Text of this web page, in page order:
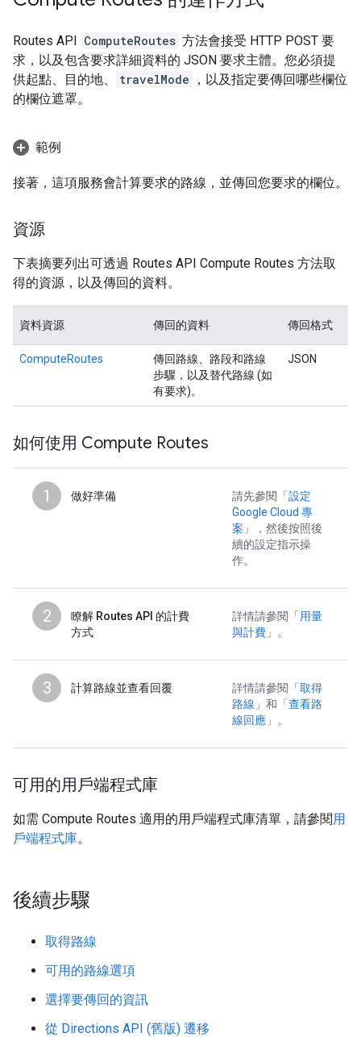
Routes API ComputeRoutes 方法會接受 HTTP POST 要
求，以及包含要求詳細資料的 JSON 要求主體。您必須提
供起點、目的地、
travelMode
，以及指定要傳回哪些欄位
的欄位遮罩。
範例
接著，這項服務會計算要求的路線，並傳回您要求的欄位。
資源
下表摘要列出可透過 Routes API Compute Routes 方法取
得的資源，以及傳回的資料。
資料資源 傳回的資料 傳回格式
ComputeRoutes
傳回路線、路段和路線
步驟，以及替代路線 (如
有要求)。
JSON
如何使用 Compute Routes
1 做好準備 請先參閱「設定
Google Cloud 專
案 」，然後按照後
續的設定指示操
作。
2
瞭解 Routes API 的計費
方式
詳情請參閱「用量
與計費 」。
3 計算路線並查看回覆 詳情請參閱「取得
路線 」和「查看路
線回應 」。
可用的用戶端程式庫
如需 Compute Routes 適用的用戶端程式庫清單，請參閱用
戶端程式庫。
後續步驟
取得路線
可用的路線選項
選擇要傳回的資訊
從 Directions API (舊版) 遷移